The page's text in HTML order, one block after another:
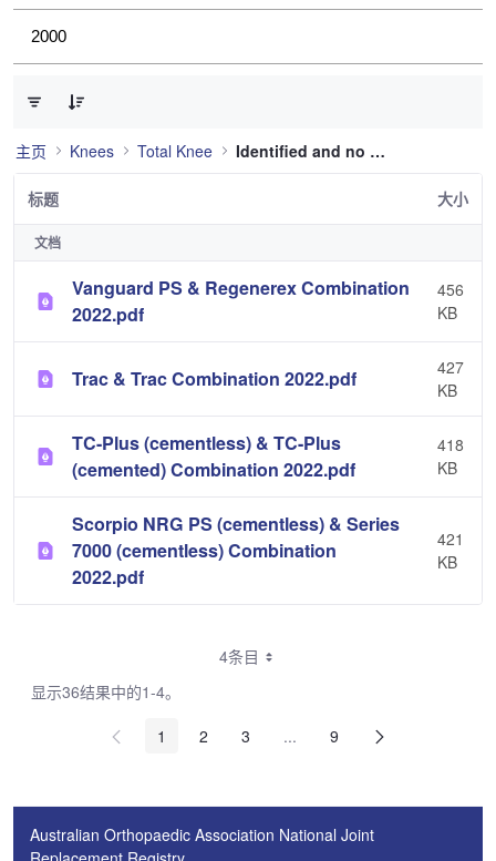
2000
主页 Knees Total Knee Identified and no longer used
标题 大小
文档
Vanguard PS & Regenerex Combination
2022.pdf
456
KB
Trac & Trac Combination 2022.pdf
427
KB
TC-Plus (cementless) & TC-Plus
(cemented) Combination 2022.pdf
418
KB
Scorpio NRG PS (cementless) & Series
7000 (cementless) Combination
2022.pdf
421
KB
4条目
显示36结果中的1-4。
1
2 3 ...中间页面 使用 TAB 键进行导
9
Australian Orthopaedic Association National Joint